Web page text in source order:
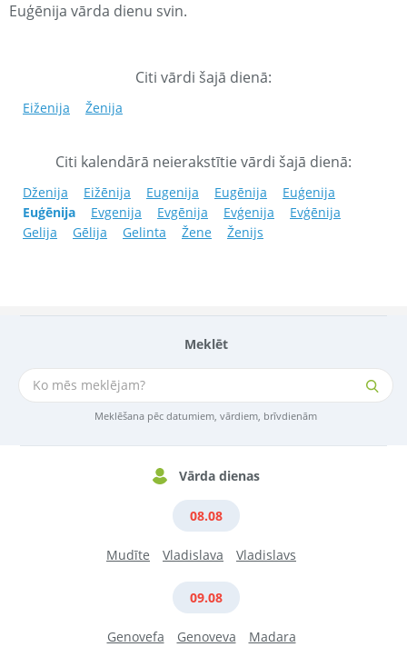
Meklēt
Meklēšana pēc datumiem, vārdiem, brīvdienām
Vārda dienas
08.08
Mudīte Vladislava Vladislavs
09.08
Genovefa Genoveva Madara
Euģēnija vārda dienu svin.
Citi vārdi šajā dienā:
Eiženija Ženija
Citi kalendārā neierakstītie vārdi šajā dienā:
Dženija Eižēnija Eugenija Eugēnija
Euģenija
Euģēnija
Evgenija Evgēnija Evģenija
Evģēnija
Gelija
Gēlija Gelinta Žene Ženijs